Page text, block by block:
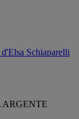
Schiaparelli
ARGENTE